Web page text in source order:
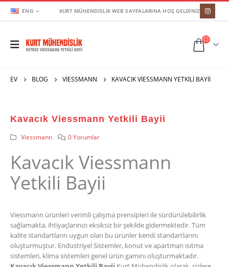
ENG KURT MÜHENDİSLİK WEB SAYFALARINA HOŞ GELDİNİZ
EV BLOG VIESSMANN KAVACIK VIESSMANN YETKILI BAYII
Kavacık Viessmann Yetkili Bayii
Viessmann 0 Yorumlar
Kavacık Viessmann
Yetkili Bayii
Viessmann ürünleri verimli çalışma prensipleri ile sürdürülebilirlik
sağlamakta, ihtiyaçlarınızı eksiksiz bir şekilde gidermektedir. Tüm
kalite standartların uygun olan bu ürünler kendi standartlarını
oluşturmuştur. Endüstriyel Sistemler, konut ve apartman ısıtma
sistemleri, klima sistemleri genel ürün gamını oluşturmaktadır.